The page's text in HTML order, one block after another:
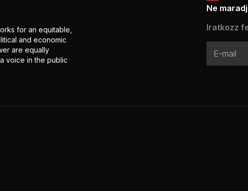
for an equitable,
and economic
are equally
voice in the public
Ne
Iratkozz